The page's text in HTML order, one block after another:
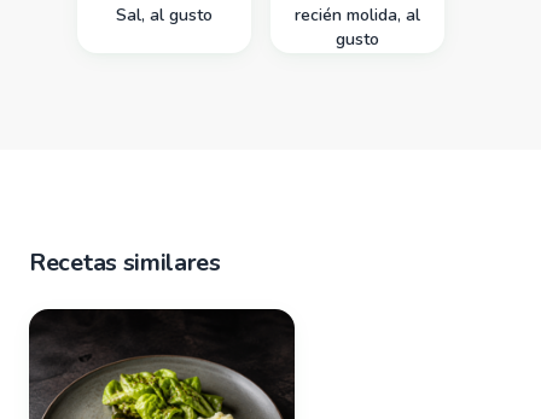
Sal, al gusto
recién molida, al
gusto
Recetas similares